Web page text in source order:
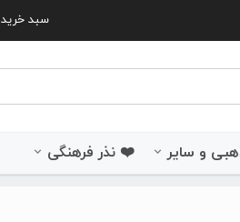
سبد خرید
و سایر ❤️ نذر فرهنگی